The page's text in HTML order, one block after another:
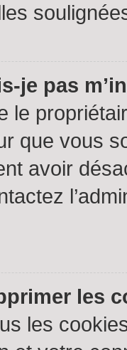
je pas
le
que vous
avoir
les
les